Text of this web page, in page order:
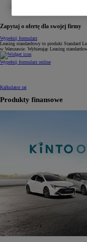
Zapytaj o ofertę dla swojej firmy
Wypełnij formularz
Leasing standardowy to produkt Standard
w Warszawie. Wybierając Leasing
Wypełnij formularz online
Kalkulator rat
Produkty finansowe